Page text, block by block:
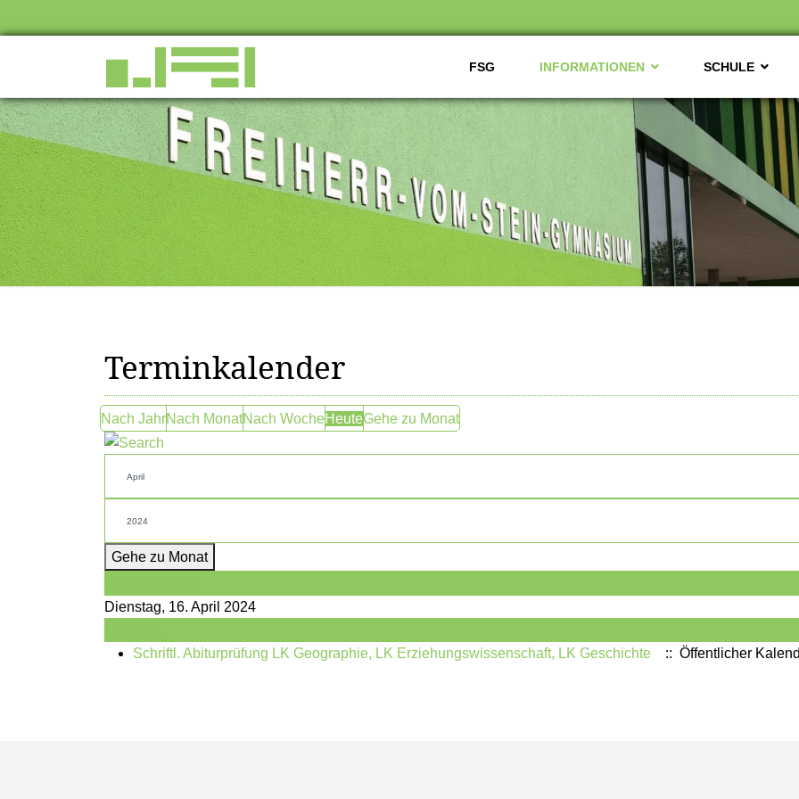
FSG INFORMATIONEN SCHULE
Terminkalender
Nach JahrNach MonatNach WocheHeuteGehe zu Monat
Gehe zu Monat
Dienstag, 16. April 2024
Schriftl. Abiturprüfung LK Geographie, LK Erziehungswissenschaft, LK Geschichte
:: Öffentlicher